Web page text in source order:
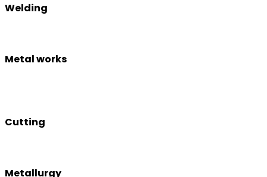
Welding
Metal works
Cutting
Metallurgy